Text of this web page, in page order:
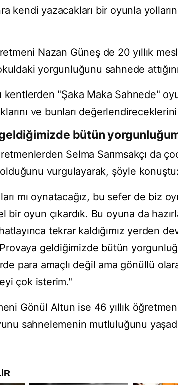
kendi yazacakları bir oyunla
Nazan Güneş de 20 yıllık
yorgunluğunu sahnede
kentlerden "Şaka Maka Sahnede"
ve bunları
bütün
Selma Sarımsakçı da
vurgulayarak, şöyle konuştu:
mı oynatacağız, bu sefer de biz
bir oyun çıkardık. Bu oyuna da
tekrar kaldığımız yerden
geldiğimizde bütün
para amaçlı değil ama gönüllü
çok isterim."
Gönül Altun ise 46 yıllık
sahnelemenin mutluluğunu